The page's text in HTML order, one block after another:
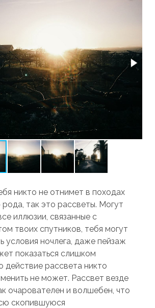
никто не отнимет в походах
так это рассветы. Могут
иллюзии, связанные с
твоих спутников, тебя могут
условия ночлега, даже пейзаж
показаться слишком
действие рассвета никто
не может. Рассвет везде
очарователен и волшебен, что
скопившуюся